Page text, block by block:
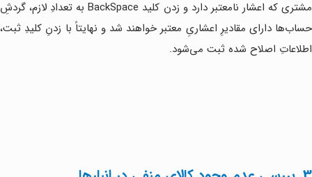
مشتری که اعشار نامعتبر دارد و زدن کلید BackSpace به تعدادِ لازم، گردشِ
حساب‌ها دارای مقادیرِ اعشاریِ معتبر خواهند شد و نهایتاً با زدنِ کلیدِ ثبت،
اطلاعاتِ اصلاح شده ثبت می‌شود.